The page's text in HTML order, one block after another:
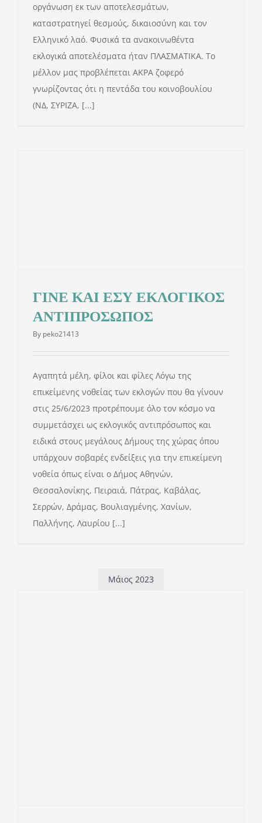
οργάνωση εκ των αποτελεσμάτων,
καταστρατηγεί θεσμούς, δικαιοσύνη και τον
Ελληνικό λαό. Φυσικά τα ανακοινωθέντα
εκλογικά αποτελέσματα ήταν ΠΛΑΣΜΑΤΙΚΑ. Το
μέλλον μας προβλέπεται ΑΚΡΑ ζοφερό
γνωρίζοντας ότι η πεντάδα του κοινοβουλίου
(ΝΔ, ΣΥΡΙΖΑ, [...]
ΓΙΝΕ ΚΑΙ ΕΣΥ ΕΚΛΟΓΙΚΟΣ
ΑΝΤΙΠΡΟΣΩΠΟΣ
By peko21413
Αγαπητά μέλη, φίλοι και φίλες Λόγω της
επικείμενης νοθείας των εκλογών που θα γίνουν
στις 25/6/2023 προτρέπουμε όλο τον κόσμο να
συμμετάσχει ως εκλογικός αντιπρόσωπος και
ειδικά στους μεγάλους Δήμους της χώρας όπου
υπάρχουν σοβαρές ενδείξεις για την επικείμενη
νοθεία όπως είναι ο Δήμος Αθηνών,
Θεσσαλονίκης, Πειραιά, Πάτρας, Καβάλας,
Σερρών, Δράμας, Βουλιαγμένης, Χανίων,
Παλλήνης, Λαυρίου [...]
Μάιος 2023